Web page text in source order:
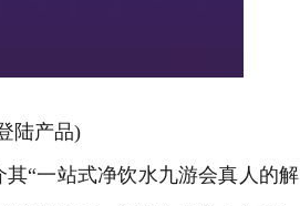
陆产品)
“一站式净饮水九游会真人的解